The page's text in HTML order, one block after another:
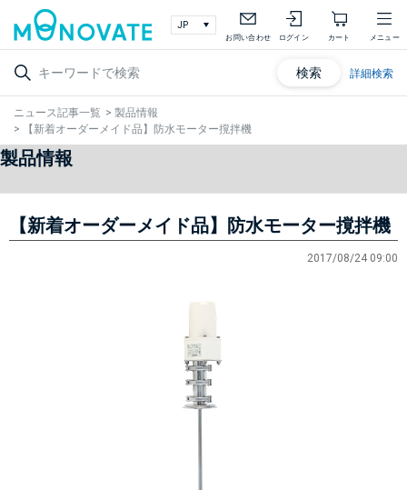
お問い合わせ ログイン カート メニュー
検索 詳細検索
ニュース記事一覧 > 製品情報
>
【新着オーダーメイド品】防水モーター撹拌機
製品情報
【新着オーダーメイド品】防水モーター撹拌機
2017/08/24 09:00